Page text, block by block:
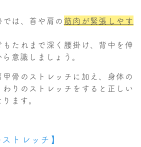
は、首や肩の 筋肉が緊張しやす
たれまで深く腰掛け、背中を伸
意識しましょう。
骨のストレッチに加え、身体の
りのストレッチをすると正しい
ます。
トレッチ】